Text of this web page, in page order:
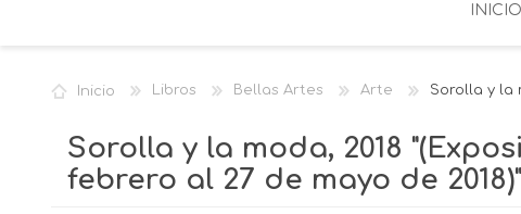
INICIO
Inicio Libros Bellas Artes Arte Sorolla y la
Sorolla y la moda, 2018
febrero al 27 de mayo de 2018)"